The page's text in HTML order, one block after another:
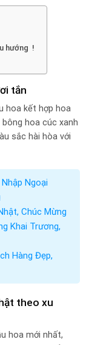
hướng !
tắn
hoa kết hợp hoa
hoa cúc xanh
sắc hài hòa với
Ngoại
Chúc Mừng
Khai Trương,
Hàng Đẹp,
theo xu
hoa mới nhất,